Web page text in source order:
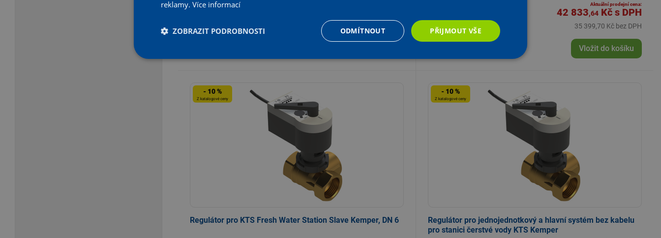
41 589,90 Kč bez DPH
Aktuální prodejní cena:
42 833,64 Kč s DPH
35 399,70 Kč bez DPH
Vložit do košíku
- 10 %
Z katalogové ceny
Regulátor pro KTS Fresh Water Station Slave Kemper, DN 6
- 10 %
Z katalogové ceny
Regulátor pro jednojednotkový a hlavní systém bez kabelu
pro stanici čerstvé vody KTS Kemper
reklamy. Více informací
PŘIJMOUT VŠE
ODMÍTNOUT
ZOBRAZIT PODROBNOSTI